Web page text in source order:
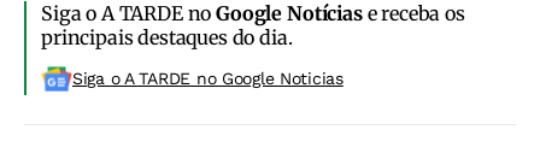
Siga o A TARDE noGoogle Notíciase receba os
principais destaques do dia.
Siga o A TARDE no Google Noticias